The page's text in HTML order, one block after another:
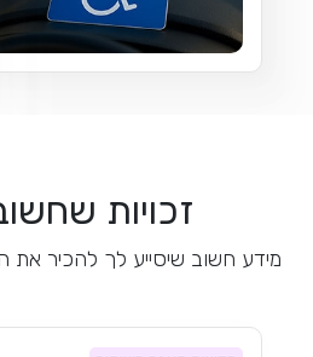
זכויות
מידע חשוב שיסייע לך להכיר את